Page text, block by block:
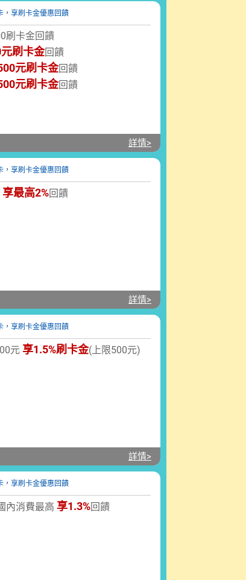
刷卡金回饋
刷卡金回饋
元刷卡金回饋
元刷卡金回饋
詳情>
享最高2%回饋
詳情>
元 享1.5%刷卡金(上限500元)
詳情>
內消費最高 享1.3%回饋